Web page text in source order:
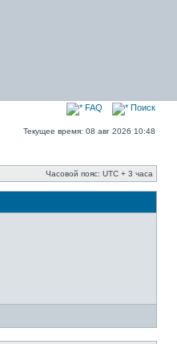
FAQ Поиск
Текущее время: 08 авг 2026 10:48
Часовой пояс: UTC + 3 часа